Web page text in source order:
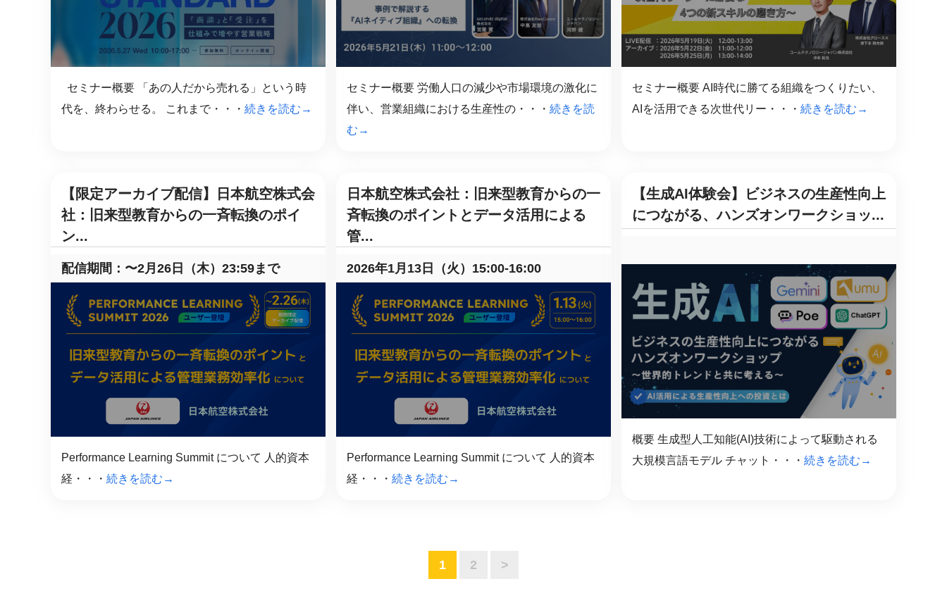
AI人材育成：HRエンパワーメ
AIでオペレーション業務から解放。
UMU AIジェスチャー課題
スピーチやプレゼンに効果的なジェ
スチャーに特化した実践トレーニン
グ
UMU AI Tools
あらゆる業務シナリオに最適化され
セミナー概要 「あの人だから売れる」という時
代を、終わらせる。 これまで・・・ 続きを読む→
セミナー概要 労働人口の減少や市場環境の激化に
伴い、営業組織における生産性の・・・ 続きを読
む→
セミナー概要 AI時代に勝てる組織をつくりたい、
AIを活用できる次世代リー・・・ 続きを読む→
【限定アーカイブ配信】日本航空株式会
社：旧来型教育からの一斉転換のポイ
ン...
配信期間：〜2月26日（木）23:59まで
Performance Learning Summit について 人的資本
経・・・ 続きを読む→
日本航空株式会社：旧来型教育からの一
斉転換のポイントとデータ活用による
管...
2026年1月13日（火）15:00-16:00
Performance Learning Summit について 人的資本
経・・・ 続きを読む→
【生成AI体験会】ビジネスの生産性向上
につながる、ハンズオンワークショッ...
概要 生成型人工知能(AI)技術によって駆動される
大規模言語モデル チャット・・・ 続きを読む→
1 2 >